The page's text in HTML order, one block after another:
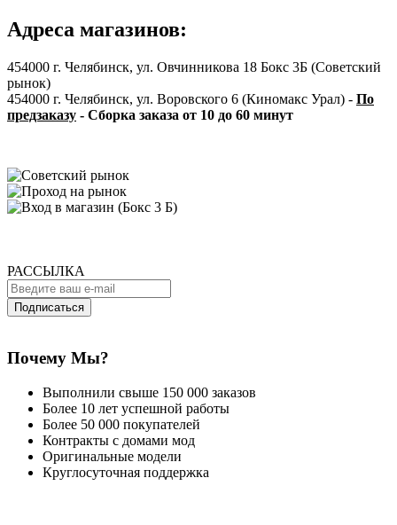
Адреса магазинов:
454000 г. Челябинск, ул. Овчинникова 18 Бокс 3Б (Советский
рынок)
454000 г. Челябинск, ул. Воровского 6 (Киномакс Урал) - По
предзаказу - Сборка заказа от 10 до 60 минут
РАССЫЛКА
Подписаться
Почему Мы?
Выполнили свыше 150 000 заказов
Более 10 лет успешной работы
Более 50 000 покупателей
Контракты с домами мод
Оригинальные модели
Круглосуточная поддержка